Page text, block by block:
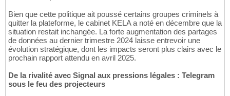
Bien que cette politique ait poussé certains groupes criminels à
quitter la plateforme, le cabinet KELA a noté en décembre que la
situation restait inchangée. La forte augmentation des partages
de données au dernier trimestre 2024 laisse entrevoir une
évolution stratégique, dont les impacts seront plus clairs avec le
prochain rapport attendu en avril 2025.
De la rivalité avec Signal aux pressions légales : Telegram
sous le feu des projecteurs